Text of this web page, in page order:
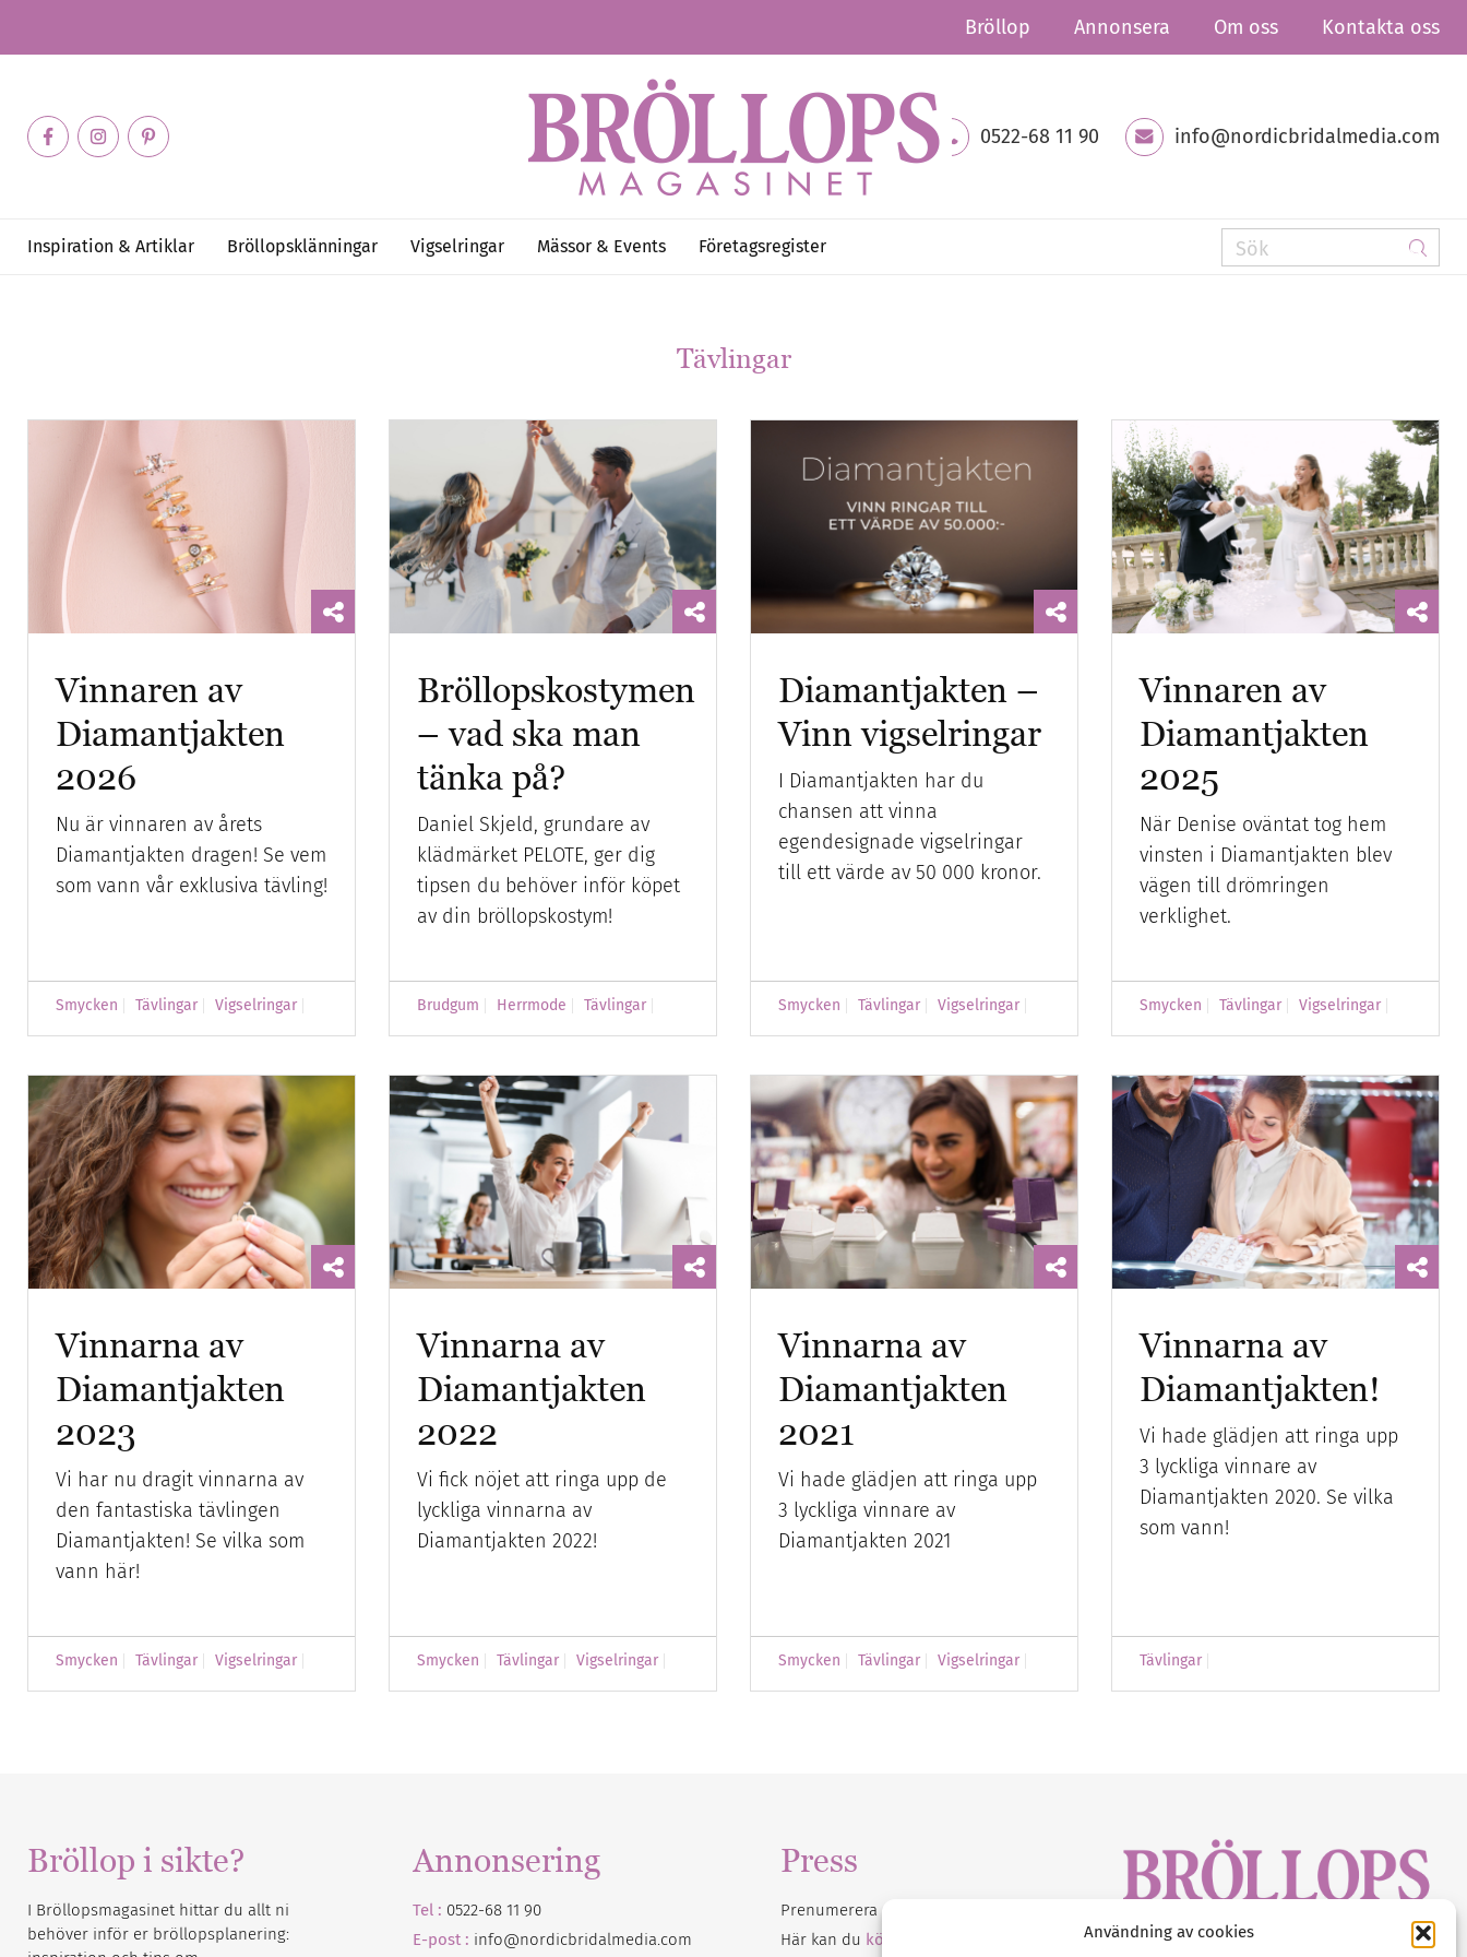
Användning av cookies
Bröllop Annonsera Om oss Kontakta oss
0522-68 11 90 info@nordicbridalmedia.com
Inspiration & Artiklar Bröllopsklänningar Vigselringar Mässor & Events Företagsregister
Tävlingar
Vinnaren av
Diamantjakten
2026
Nu är vinnaren av årets
Diamantjakten dragen! Se vem
som vann vår exklusiva tävling!
Smycken Tävlingar Vigselringar
Bröllopskostymen
– vad ska man
tänka på?
Daniel Skjeld, grundare av
klädmärket PELOTE, ger dig
tipsen du behöver inför köpet
av din bröllopskostym!
Brudgum Herrmode Tävlingar
Diamantjakten –
Vinn vigselringar
I Diamantjakten har du
chansen att vinna
egendesignade vigselringar
till ett värde av 50 000 kronor.
Smycken Tävlingar Vigselringar
Vinnaren av
Diamantjakten
2025
När Denise oväntat tog hem
vinsten i Diamantjakten blev
vägen till drömringen
verklighet.
Smycken Tävlingar Vigselringar
Vinnarna av
Diamantjakten
2023
Vi har nu dragit vinnarna av
den fantastiska tävlingen
Diamantjakten! Se vilka som
vann här!
Smycken Tävlingar Vigselringar
Vinnarna av
Diamantjakten
2022
Vi fick nöjet att ringa upp de
lyckliga vinnarna av
Diamantjakten 2022!
Smycken Tävlingar Vigselringar
Vinnarna av
Diamantjakten
2021
Vi hade glädjen att ringa upp
3 lyckliga vinnare av
Diamantjakten 2021
Smycken Tävlingar Vigselringar
Vinnarna av
Diamantjakten!
Vi hade glädjen att ringa upp
3 lyckliga vinnare av
Diamantjakten 2020. Se vilka
som vann!
Tävlingar
Bröllop i sikte?
I Bröllopsmagasinet hittar du allt ni
behöver inför er bröllopsplanering:
Annonsering
Tel : 0522-68 11 90
E-post : info@nordicbridalmedia.com
Press
Prenumerera på vårt
Här kan du köpa Bröllopsmagasinet